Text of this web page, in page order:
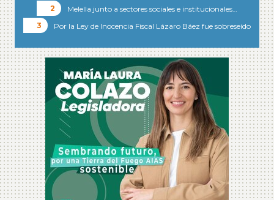
Melella junto a sectores sociales e institucionales…
Por la Ley de Inocencia Fiscal Lázaro Báez fue sobreseído